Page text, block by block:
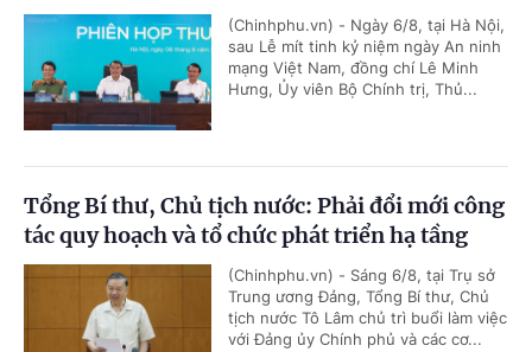
(Chinhphu.vn) - Ngày 6/8, tại Hà Nội,
sau Lễ mít tinh kỷ niệm ngày An ninh
mạng Việt Nam, đồng chí Lê Minh
Hưng, Ủy viên Bộ Chính trị, Thủ...
Tổng Bí thư, Chủ tịch nước: Phải đổi mới công
tác quy hoạch và tổ chức phát triển hạ tầng
(Chinhphu.vn) - Sáng 6/8, tại Trụ sở
Trung ương Đảng, Tổng Bí thư, Chủ
tịch nước Tô Lâm chủ trì buổi làm việc
với Đảng ủy Chính phủ và các cơ...